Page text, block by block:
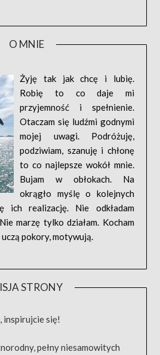
O MNIE
Żyję tak jak chcę i lubię.
Robię to co daje mi
przyjemność i spełnienie.
Otaczam się ludźmi godnymi
mojej uwagi. Podróżuję,
podziwiam, szanuję i chłonę
to co najlepsze wokół mnie.
Bujam w obłokach. Na
okrągło myślę o kolejnych
ich realizację. Nie odkładam
marzę tylko działam. Kocham
pokory, motywują.
STRONY
inspirujcie się!
pełny niesamowitych